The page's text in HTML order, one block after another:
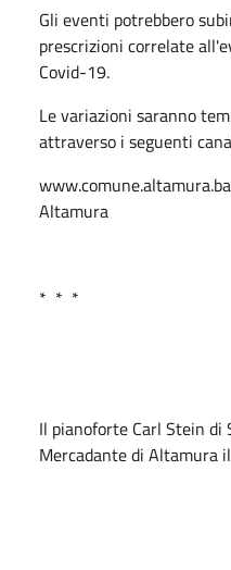
Gli eventi potrebbero
prescrizioni correlate
Covid-19.
Le variazioni saranno
attraverso i seguenti
Altamura
* * *
Il pianoforte Carl Stein di
Mercadante di Altamura